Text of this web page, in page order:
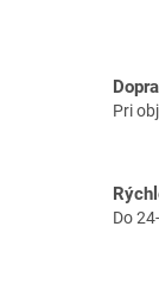
Pri
Do